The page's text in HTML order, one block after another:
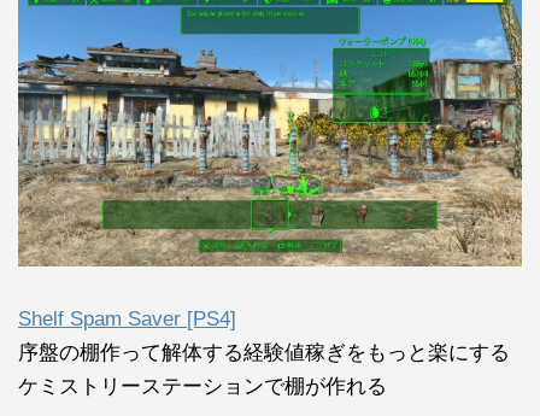
Shelf Spam Saver [PS4]
序盤の棚作って解体する経験値稼ぎをもっと楽にする
ケミストリーステーションで棚が作れる